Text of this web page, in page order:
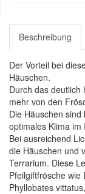
Beschreibung
Der Vorteil bei
Häuschen.
Durch das deutlich
mehr von den
Die Häuschen
optimales Klima
Bei ausreichend
die Häuschen und
Terrarium. Diese
Pfeilgiftfrösche
Phyllobates